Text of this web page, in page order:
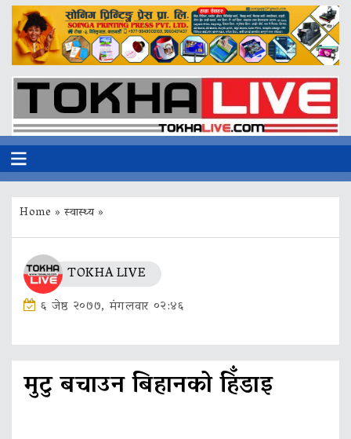
Home »स्वास्थ्य»
TOKHA LIVE
६ जेष्ठ २०७७, मंगलवार ०२:४६
मुटु बचाउन बिहानको हिँडाइ